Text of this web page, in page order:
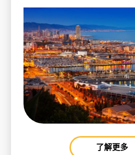
了解更多